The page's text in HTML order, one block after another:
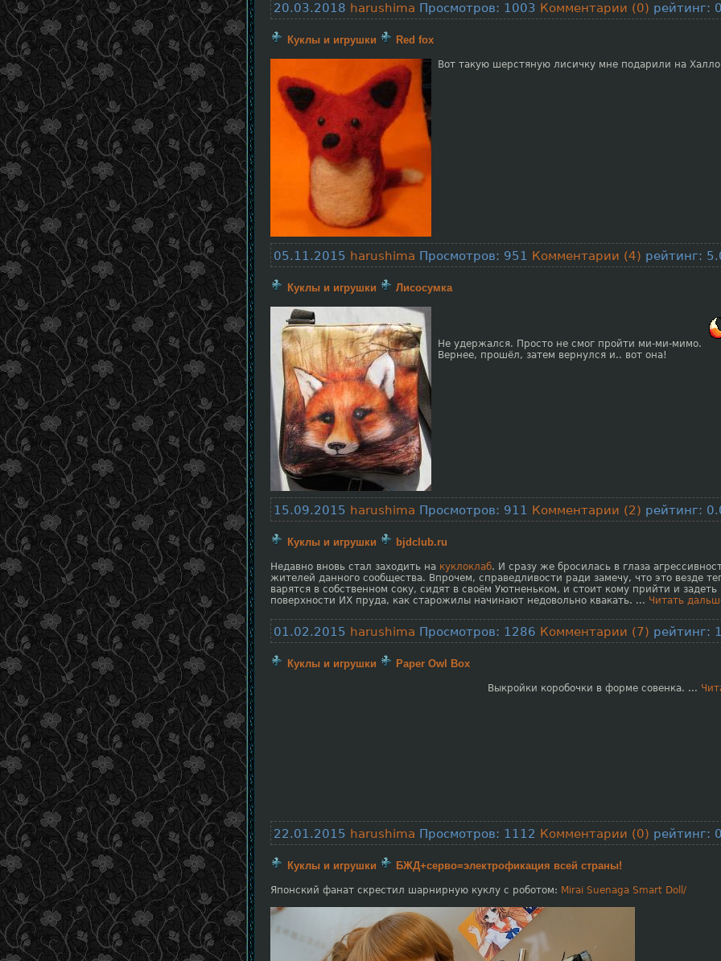
20.03.2018 harushima Просмотров: 1003 Комментарии (0) рейтинг:
Куклы и игрушки Red fox
Вот такую шерстяную лисичку мне подарили на
05.11.2015 harushima Просмотров: 951 Комментарии (4) рейтинг:
Куклы и игрушки Лисосумка
Не удержался. Просто не смог пройти ми-ми-мимо.
Вернее, прошёл, затем вернулся и.. вот она!
15.09.2015 harushima Просмотров: 911 Комментарии (2) рейтинг:
Куклы и игрушки bjdclub.ru
Недавно вновь стал заходить на куклоклаб. И сразу же бросилась в глаза
жителей данного сообщества. Впрочем, справедливости ради замечу, что это везде
варятся в собственном соку, сидят в своём Уютненьком, и стоит кому прийти и задеть
поверхности ИХ пруда, как старожилы начинают недовольно квакать. ... Читать
01.02.2015 harushima Просмотров: 1286 Комментарии (7) рейтинг:
Куклы и игрушки Paper Owl Box
Выкройки коробочки в форме совенка. ...
22.01.2015 harushima Просмотров: 1112 Комментарии (0) рейтинг:
Куклы и игрушки БЖД+серво=электрофикация всей страны!
Японский фанат скрестил шарнирную куклу с роботом: Mirai Suenaga Smart Doll/